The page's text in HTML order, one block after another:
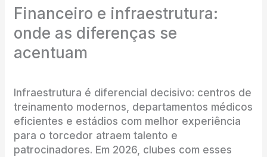
Financeiro e infraestrutura:
onde as diferenças se
acentuam
Infraestrutura é diferencial decisivo: centros de
treinamento modernos, departamentos médicos
eficientes e estádios com melhor experiência
para o torcedor atraem talento e
patrocinadores. Em 2026, clubes com esses